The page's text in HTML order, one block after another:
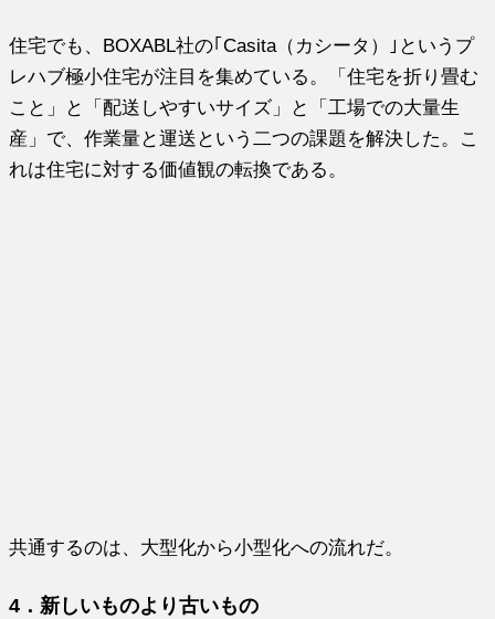
住宅でも、BOXABL社の｢Casita（カシータ）｣というプ
レハブ極小住宅が注目を集めている。「住宅を折り畳む
こと」と「配送しやすいサイズ」と「工場での大量生
産」で、作業量と運送という二つの課題を解決した。こ
れは住宅に対する価値観の転換である。
共通するのは、大型化から小型化への流れだ。
4．新しいものより古いもの